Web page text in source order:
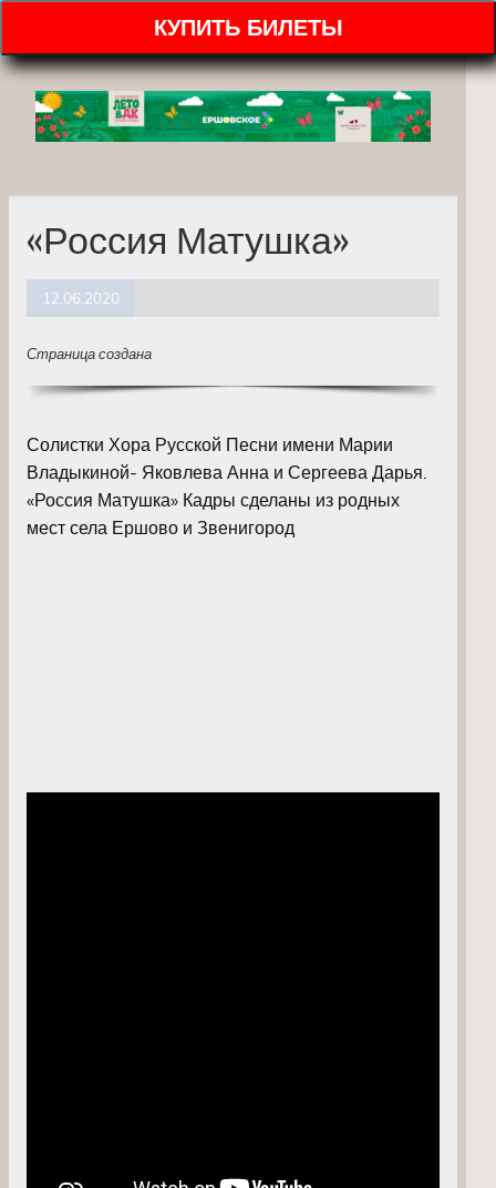
КУПИТЬ БИЛЕТЫ
«Россия Матушка»
12.06.2020
Страница создана
Солистки Хора Русской Песни имени Марии
Владыкиной- Яковлева Анна и Сергеева Дарья.
«Россия Матушка» Кадры сделаны из родных
мест села Ершово и Звенигород